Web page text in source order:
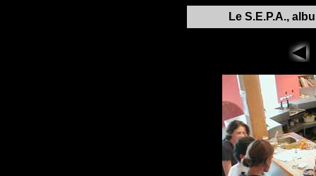
Le S.E.P.A.,